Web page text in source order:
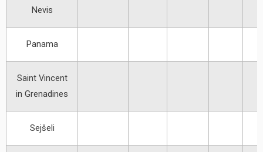
Nevis
Panama
Saint Vincent
in Grenadines
Sejšeli